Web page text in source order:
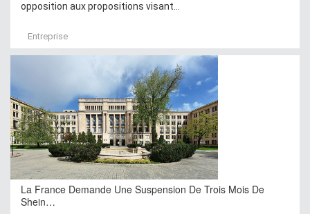
opposition aux propositions visant...
Entreprise
La France Demande Une Suspension De Trois Mois De
Shein…